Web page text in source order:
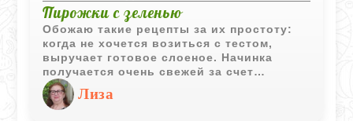
Пирожки с зеленью
Обожаю такие рецепты за их простоту:
когда не хочется возиться с тестом,
выручает готовое слоеное. Начинка
получается очень свежей за счет
большого количества зелени и
необычной нотки мяты. Брынза дает
нужную соленость, поэтому с солью
Лиза